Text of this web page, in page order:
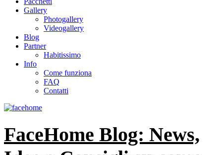
Gallery
Photogallery
Videogallery
Blog
Partner
Habitissimo
Info
Come funziona
FAQ
Contatti
FaceHome Blog: News,